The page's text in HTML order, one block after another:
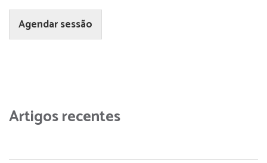
Agendar sessão
Artigos recentes